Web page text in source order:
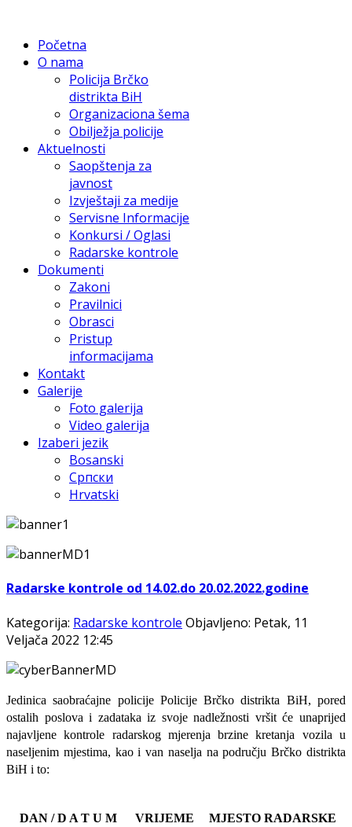
Početna
O nama
Policija Brčko
distrikta BiH
Organizaciona šema
Obilježja policije
Aktuelnosti
Saopštenja za
javnost
Izvještaji za medije
Servisne Informacije
Konkursi / Oglasi
Radarske kontrole
Dokumenti
Zakoni
Pravilnici
Obrasci
Pristup
informacijama
Kontakt
Galerije
Foto galerija
Video galerija
Izaberi jezik
Bosanski
Српски
Hrvatski
Radarske kontrole od 14.02.do 20.02.2022.godine
Kategorija: Radarske kontrole Objavljeno: Petak, 11
Veljača 2022 12:45
Jedinica saobraćajne policije Policije Brčko distrikta BiH, pored
ostalih poslova i zadataka iz svoje nadležnosti vršit će unaprijed
najavljene kontrole radarskog mjerenja brzine kretanja vozila u
naseljenim mjestima, kao i van naselja na području Brčko distrikta
BiH i to:
DAN / D A T U M VRIJEME
MJESTO RADARSKE